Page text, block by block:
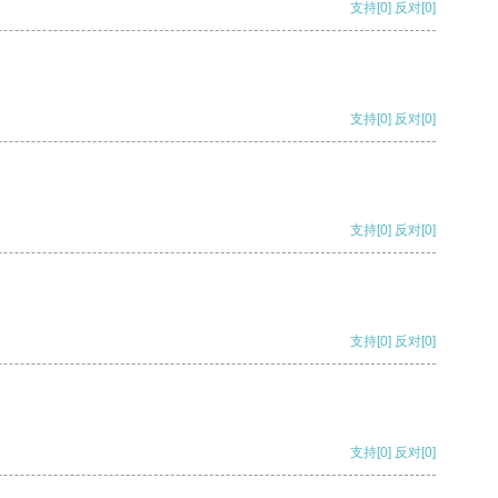
支持[0] 反对[0]
支持[0] 反对[0]
支持[0] 反对[0]
支持[0] 反对[0]
支持[0] 反对[0]